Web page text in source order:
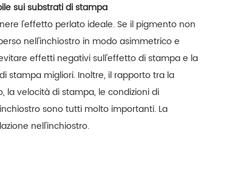
sui substrati di stampa
l'effetto perlato ideale. Se il pigmento non
nell'inchiostro in modo asimmetrico e
effetti negativi sull'effetto di stampa e la
stampa migliori. Inoltre, il rapporto tra la
la velocità di stampa, le condizioni di
sono tutti molto importanti. La
nell'inchiostro.